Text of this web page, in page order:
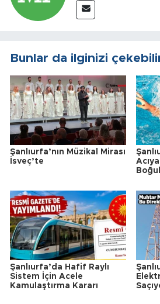
Bunlar da ilginizi
Şanlıurfa’nın Müzikal Mirası
İsveç’te
Şanlıurfa’da Hafif Raylı
Sistem İçin Acele
Kamulaştırma Kararı